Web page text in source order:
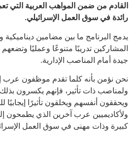
القادم من ضمن المواهب العربية
رائدة في سوق العمل الإسرائيلي.
يدمج البرنامج ما بين مضامين ديناميكية
المشاركين تدريبًا متنوعًا وعمليًا
جيدة أمام المناصب الإدارية.
نحن نؤمن بأنه كلما تقدم موظفون عرب
ولمناصب ذات تأثير، فإنهم يكسرون
ويحققون أنفسهم ويخلقون تأثيرًا
ولأكاديميين عرب آخرين الذي يطمحون
كبيرة وذات مهنى في سوق العمل